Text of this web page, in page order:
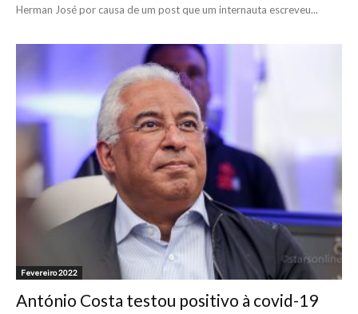
Herman José por causa de um post que um internauta escreveu...
Fevereiro 2022
António Costa testou positivo à covid-19